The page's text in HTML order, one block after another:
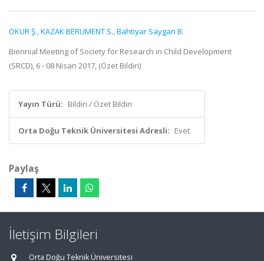
OKUR Ş.,KAZAK BERUMENT S.,Bahtiyar Saygan B.
Biennial Meeting of Society for Research in Child Development
(SRCD), 6 - 08 Nisan 2017, (Özet Bildiri)
Yayın Türü: Bildiri / Özet Bildiri
Orta Doğu Teknik Üniversitesi Adresli: Evet
Paylaş
İletişim Bilgileri
Orta Doğu Teknik Üniversitesi